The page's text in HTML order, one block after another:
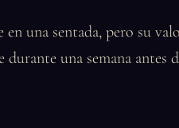
una sentada, pero su
una semana antes